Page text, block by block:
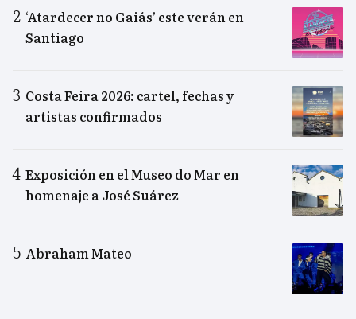
‘Atardecer no Gaiás’ este verán en
Santiago
Costa Feira 2026: cartel, fechas y
artistas confirmados
Exposición en el Museo do Mar en
homenaje a José Suárez
Abraham Mateo